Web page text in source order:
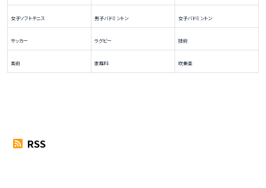
女子ソフトテニス 男子バドミントン 女子バドミントン
サッカー ラグビー 技術
美術 家庭科 吹奏楽
RSS